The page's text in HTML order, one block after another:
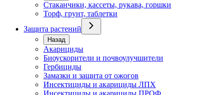
Стаканчики, кассеты, рукава, горшки
Торф, грунт, таблетки
Защита растений
Назад
Акарициды
Биоускорители и почвоулучшители
Гербициды
Замазки и защита от ожогов
Инсектициды и акарициды ЛПХ